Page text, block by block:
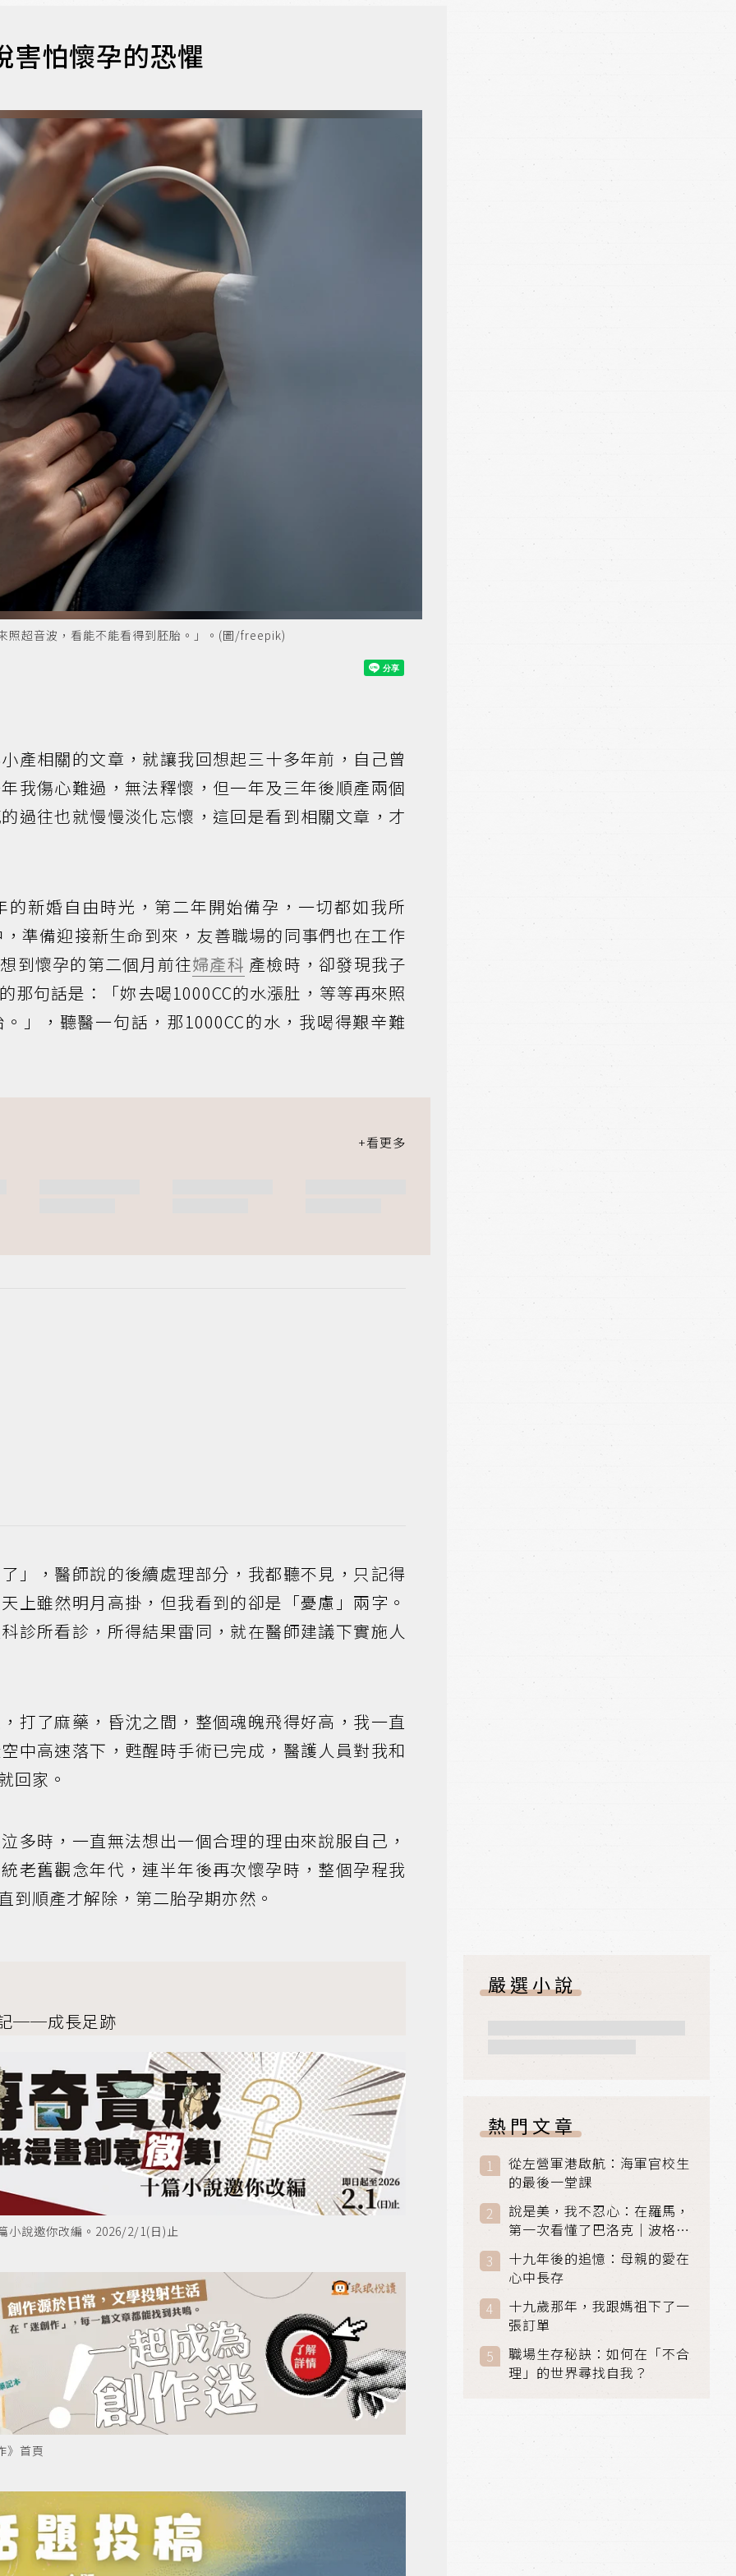
害怕懷孕的恐懼
照超音波，看能不能看得到胚胎。」。(圖/freepik)
產相關的文章，就讓我回想起三十多年前，自己曾
我傷心難過，無法釋懷，但一年及三年後順產兩個
過往也就慢慢淡化忘懷，這回是看到相關文章，才
新婚自由時光，第二年開始備孕，一切都如我所
準備迎接新生命到來，友善職場的同事們也在工作
到懷孕的第二個月前往婦產科 產檢時，卻發現我子
那句話是：「妳去喝1000CC的水漲肚，等等再來照
」，聽醫一句話，那1000CC的水，我喝得艱辛難
」，醫師說的後續處理部分，我都聽不見，只記得
上雖然明月高掛，但我看到的卻是「憂慮」兩字。
診所看診，所得結果雷同，就在醫師建議下實施人
打了麻藥，昏沈之間，整個魂魄飛得好高，我一直
中高速落下，甦醒時手術已完成，醫護人員對我和
回家。
多時，一直無法想出一個合理的理由來說服自己，
老舊觀念年代，連半年後再次懷孕時，整個孕程我
到順產才解除，第二胎孕期亦然。
──成長足跡
小說邀你改編。2026/2/1(日)止
》首頁
嚴選小說
熱門文章
從左營軍港啟航：海軍官校生
的最後一堂課
說是美，我不忍心：在羅馬，
第一次看懂了巴洛克｜波格賽
美術館 (Galleria Borghese)
｜義大利 羅馬
十九年後的追憶：母親的愛在
心中長存
十九歲那年，我跟媽祖下了一
張訂單
職場生存秘訣：如何在「不合
理」的世界尋找自我？